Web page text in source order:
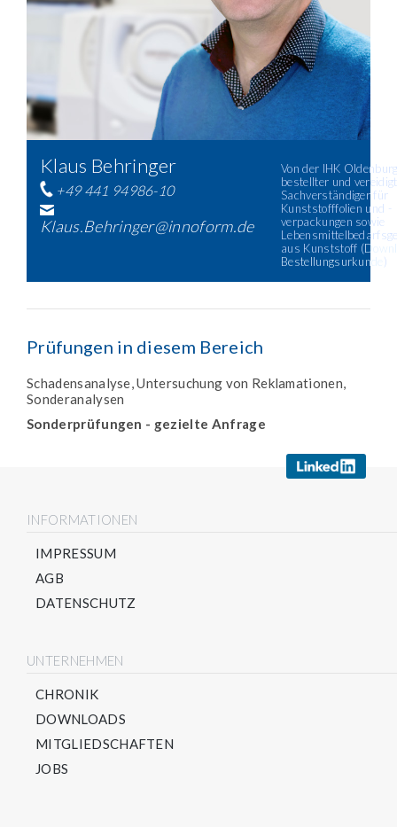
Klaus Behringer
+49 441 94986-10
Klaus.Behringer@innoform.de
Von der IHK
bestellter und
Sachverständiger für
Kunststofffolien und -
verpackungen sowie
aus Kunststoff (
Bestellungsurkunde )
Prüfungen in diesem Bereich
Schadensanalyse, Untersuchung von Reklamationen,
Sonderanalysen
Sonderprüfungen - gezielte Anfrage
INFORMATIONEN
IMPRESSUM
AGB
DATENSCHUTZ
UNTERNEHMEN
CHRONIK
DOWNLOADS
MITGLIEDSCHAFTEN
JOBS